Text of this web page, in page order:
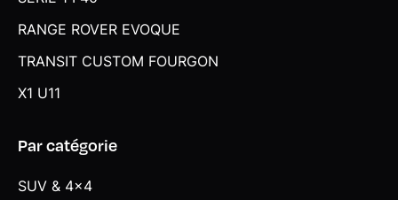
RANGE ROVER EVOQUE
TRANSIT CUSTOM FOURGON
X1 U11
Par catégorie
SUV & 4x4